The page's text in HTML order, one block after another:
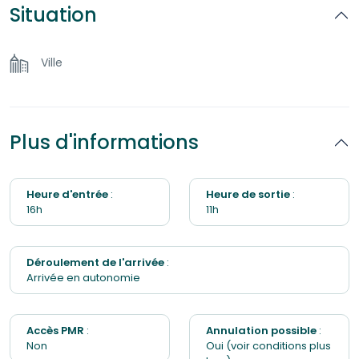
{EQUIPEMENTS] :
– Four
– Micro-onde
– Machine à café Nespresso
– Plancha
– Bouilloire
– Torchons
– Machine à laver
– Lave vaisselle
– Produits de toilette
– Vidéo à la demande
– Barre de son
– Linge de maison
– Télévision connectée
– Baignoire
Sèche-linge
Frigo
Sèche-cheveux
Bouilloire
Produits de toilette
Grille-pain
Situation
Ville
Plus d'informations
Heure d'entrée :
16h
Heure de sortie :
11h
Déroulement de l'arrivée :
Arrivée en autonomie
Accès PMR :
Non
Annulation possible :
Oui (voir conditions plus